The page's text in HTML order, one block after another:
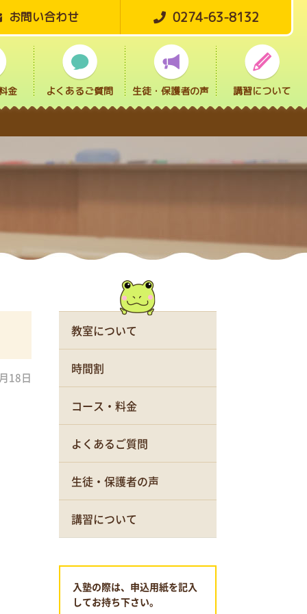
お問い合わせ 0274-63-8132
金 よくあるご質問 生徒・保護者の声 講習について
18日
教室について
時間割
コース・料金
よくあるご質問
生徒・保護者の声
講習について
入塾の際は、申込用紙を記入
してお持ち下さい。